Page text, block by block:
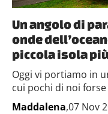
Un angolo di
onde
piccola isola
Oggi vi portiamo in
cui pochi di noi forse
Maddalena,07 Nov